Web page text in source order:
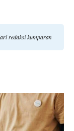
redaksi kumparan